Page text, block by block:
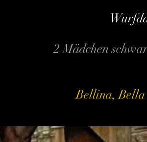
2 Mädchen
Bellina,